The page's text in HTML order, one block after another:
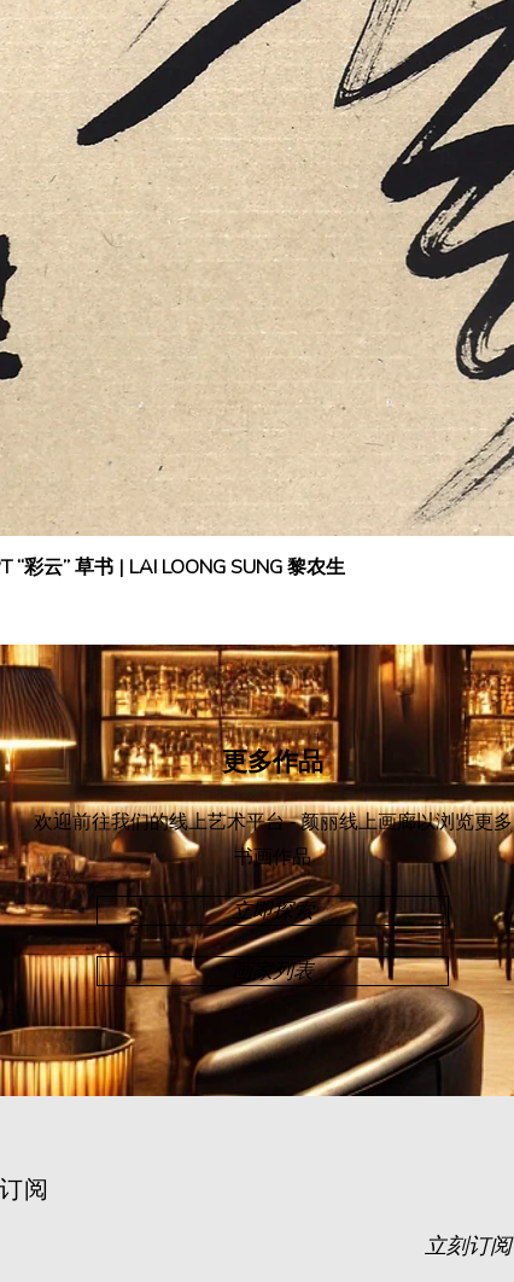
“彩云” 草书 | LAI LOONG SUNG 黎农生
更多作品
欢迎前往我们的线上艺术平台 - 颜丽线上画廊以浏览更多
书画作品
立即探索
画家列表
阅
立刻订阅